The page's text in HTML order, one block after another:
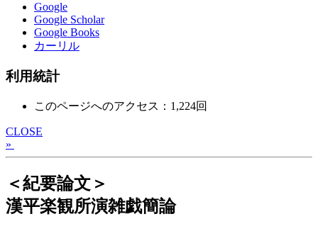
Google
Google Scholar
Google Books
カーリル
利用統計
このページへのアクセス：1,224回
CLOSE
»
＜紀要論文＞
漢平楽観所演雑戯簡論